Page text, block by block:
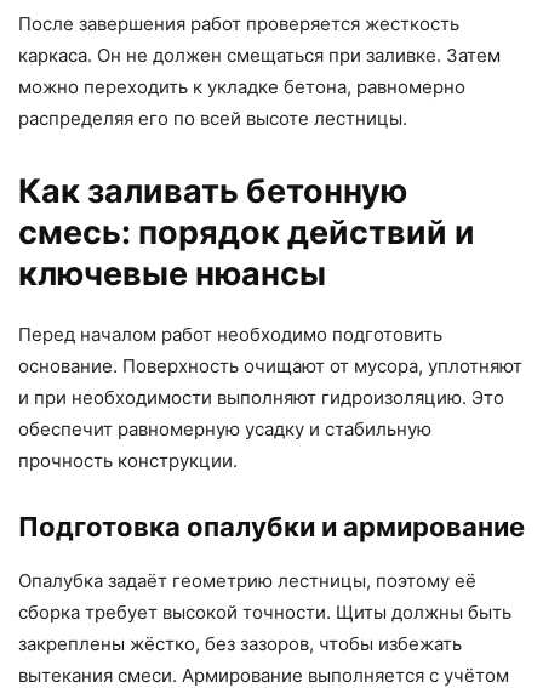
После завершения работ проверяется жесткость
каркаса. Он не должен смещаться при заливке. Затем
можно переходить к укладке бетона, равномерно
распределяя его по всей высоте лестницы.
Как заливать бетонную
смесь: порядок действий и
ключевые нюансы
Перед началом работ необходимо подготовить
основание. Поверхность очищают от мусора, уплотняют
и при необходимости выполняют гидроизоляцию. Это
обеспечит равномерную усадку и стабильную
прочность конструкции.
Подготовка опалубки и армирование
Опалубка задаёт геометрию лестницы, поэтому её
сборка требует высокой точности. Щиты должны быть
закреплены жёстко, без зазоров, чтобы избежать
вытекания смеси. Армирование выполняется с учётом